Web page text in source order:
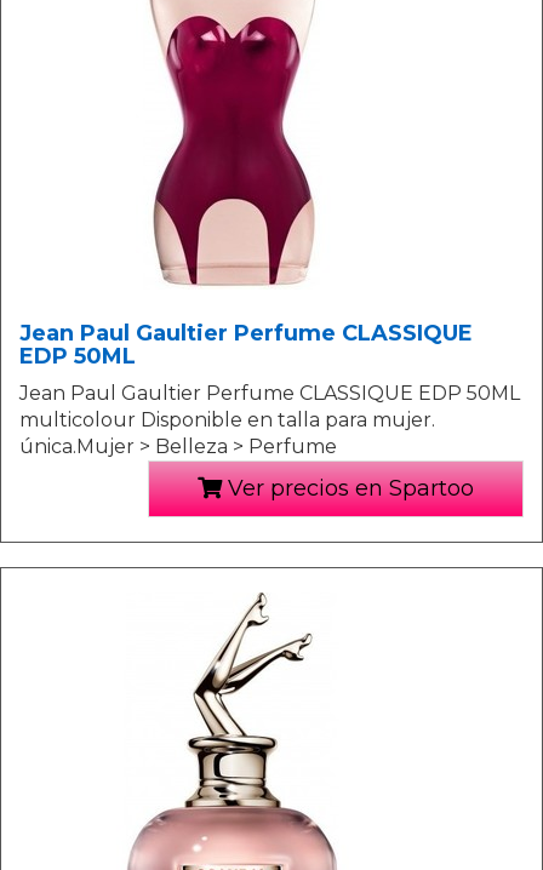
Jean Paul Gaultier Perfume CLASSIQUE
EDP 50ML
Jean Paul Gaultier Perfume CLASSIQUE EDP 50ML
multicolour Disponible en talla para mujer.
única.Mujer > Belleza > Perfume
Ver precios en Spartoo